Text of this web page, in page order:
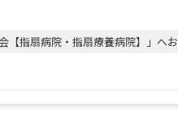
【指扇病院・指扇療養病院】」へお